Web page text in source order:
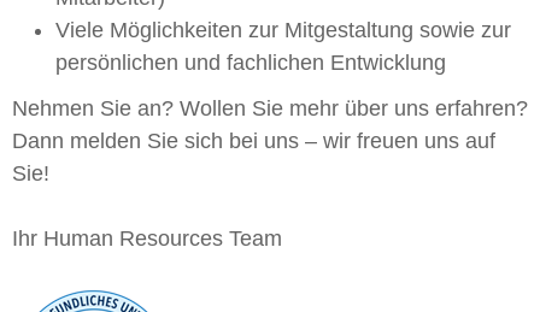
Viele Möglichkeiten zur Mitgestaltung sowie zur
persönlichen und fachlichen Entwicklung
Nehmen Sie an? Wollen Sie mehr über uns erfahren?
Dann melden Sie sich bei uns – wir freuen uns auf
Sie!
Ihr Human Resources Team